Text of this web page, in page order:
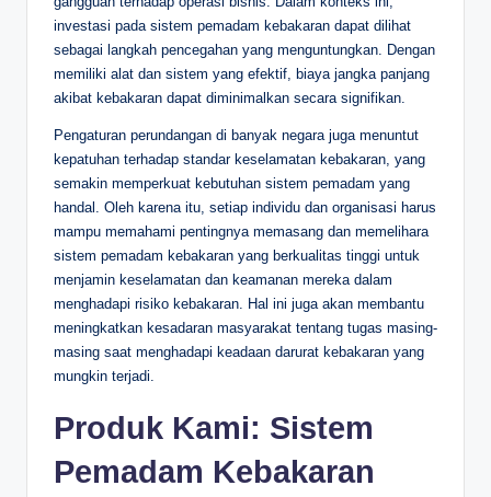
investasi pada sistem pemadam kebakaran dapat dilihat
sebagai langkah pencegahan yang menguntungkan. Dengan
memiliki alat dan sistem yang efektif, biaya jangka panjang
akibat kebakaran dapat diminimalkan secara signifikan.
Pengaturan perundangan di banyak negara juga menuntut
kepatuhan terhadap standar keselamatan kebakaran, yang
semakin memperkuat kebutuhan sistem pemadam yang
handal. Oleh karena itu, setiap individu dan organisasi harus
mampu memahami pentingnya memasang dan memelihara
sistem pemadam kebakaran yang berkualitas tinggi untuk
menjamin keselamatan dan keamanan mereka dalam
menghadapi risiko kebakaran. Hal ini juga akan membantu
meningkatkan kesadaran masyarakat tentang tugas masing-
masing saat menghadapi keadaan darurat kebakaran yang
mungkin terjadi.
Produk Kami: Sistem
Pemadam Kebakaran